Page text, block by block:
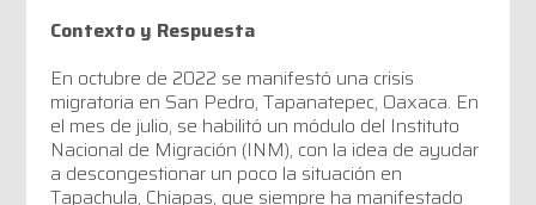
Contexto y Respuesta
En octubre de 2022 se manifestó una crisis
migratoria en San Pedro, Tapanatepec, Oaxaca. En
el mes de julio, se habilitó un módulo del Instituto
Nacional de Migración (INM), con la idea de ayudar
a descongestionar un poco la situación en
Tapachula, Chiapas, que siempre ha manifestado